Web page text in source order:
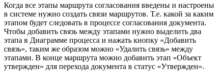
Когда все этапы маршрута согласования введены и настроены
в системе нужно создать связи маршрутов. Т.е. какой за каким
этапом будет следовать в процессе согласования документа.
Чтобы добавить связь между этапами нужно выделить два
этапа в Диаграмме процесса и нажать кнопку «Добавить
связь», таким же образом можно «Удалить связь» между
этапами. В конце маршрута можно добавить этап «Объект
утвержден» для перехода документа в статус «Утвержден».